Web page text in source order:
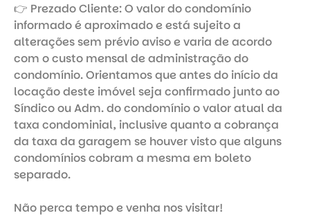
👉 Prezado Cliente: O valor do condomínio
informado é aproximado e está sujeito a
alterações sem prévio aviso e varia de acordo
com o custo mensal de administração do
condomínio. Orientamos que antes do início da
locação deste imóvel seja confirmado junto ao
Síndico ou Adm. do condomínio o valor atual da
taxa condominial, inclusive quanto a cobrança
da taxa da garagem se houver visto que alguns
condomínios cobram a mesma em boleto
separado.